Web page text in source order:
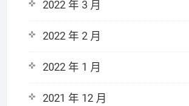
2022 年 3 月
2022 年 2 月
2022 年 1 月
2021 年 12 月